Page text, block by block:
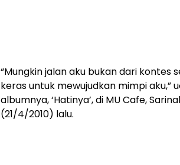
“Mungkin jalan aku bukan dari kontes
keras untuk mewujudkan mimpi aku,”
albumnya, ‘Hatinya’, di MU Cafe,
(21/4/2010) lalu.